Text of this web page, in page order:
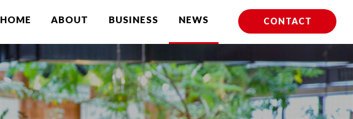
CONTACT
HOME ABOUT BUSINESS NEWS